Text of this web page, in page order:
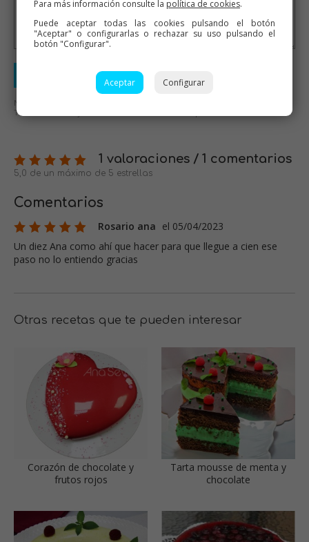
Enviar valoración
No se aceptarán mensajes ofensivos o de mal gusto.
Todos los mensajes serán revisados antes de su publicación.
1 valoraciones / 1 comentarios
5,0 de un máximo de 5 estrellas
Comentarios
Rosario ana el 05/04/2023
Un diez Ana como ahí que hacer para que llegue a cien ese
paso no lo entiendo gracias
Otras recetas que te pueden interesar
Corazón de chocolate y
frutos rojos
Tarta mousse de menta y
chocolate
Para más información consulte la política de cookies.
Puede aceptar todas las cookies pulsando el botón
"Aceptar" o configurarlas o rechazar su uso pulsando el
botón "Configurar".
Aceptar Configurar